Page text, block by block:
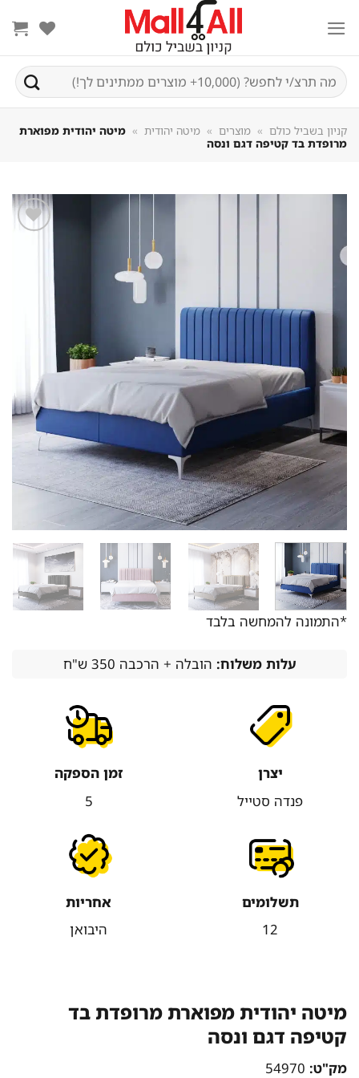
חיפוש
עבור:
קניון בשביל כולם » מוצרים » מיטה יהודית » מיטה יהודית מפוארת
מרופדת בד קטיפה דגם ונסה
במועדפים
*התמונה להמחשה בלבד
עלות משלוח:הובלה + הרכבה 350 ש"ח
יצרן
פנדה סטייל
זמן הספקה
תשלומים
12
אחריות
היבואן
מיטה יהודית מפוארת מרופדת בד
קטיפה דגם ונסה
מק"ט:54970